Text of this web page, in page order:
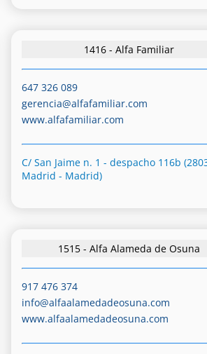
1416 - Alfa Familiar
647 326 089
gerencia@alfafamiliar.com
www.alfafamiliar.com
C/ San Jaime n. 1 - despacho 116b
Madrid - Madrid)
1515 - Alfa Alameda de Osuna
917 476 374
info@alfaalamedadeosuna.com
www.alfaalamedadeosuna.com